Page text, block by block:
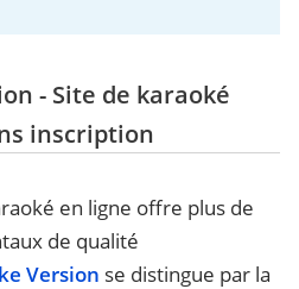
- Site de karaoké
inscription
en ligne offre plus de
de qualité
Version se distingue par la